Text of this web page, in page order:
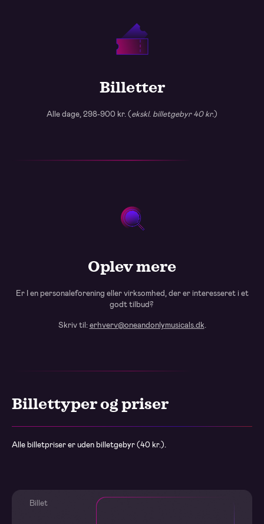
Billetter
Alle dage, 298-900 kr. (ekskl. billetgebyr 40 kr.)
Oplev mere
Er I en personaleforening eller virksomhed, der er interesseret i et
godt tilbud?
Skriv til:erhverv@oneandonlymusicals.dk
Billettyper og priser
Alle billetpriser er uden billetgebyr (40 kr.).
Billet